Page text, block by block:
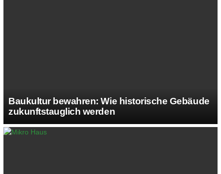
Baukultur bewahren: Wie historische Gebäude
zukunftstauglich werden